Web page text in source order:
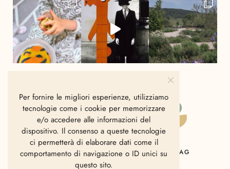
HOME CHI SIAMO CONTATTI MAG
Per fornire le migliori esperienze, utilizziamo
tecnologie come i cookie per memorizzare
e/o accedere alle informazioni del
dispositivo. Il consenso a queste tecnologie
ci permetterà di elaborare dati come il
comportamento di navigazione o ID unici su
questo sito.